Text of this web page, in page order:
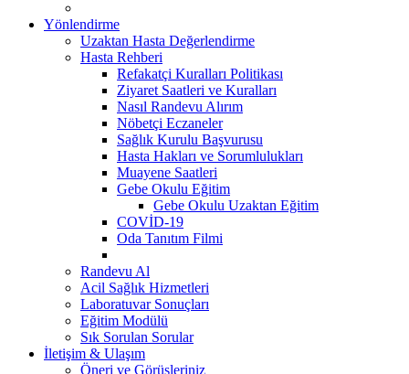
Yönlendirme
Uzaktan Hasta Değerlendirme
Hasta Rehberi
Refakatçi Kuralları Politikası
Ziyaret Saatleri ve Kuralları
Nasıl Randevu Alırım
Nöbetçi Eczaneler
Sağlık Kurulu Başvurusu
Hasta Hakları ve Sorumlulukları
Muayene Saatleri
Gebe Okulu Eğitim
Gebe Okulu Uzaktan Eğitim
COVİD-19
Oda Tanıtım Filmi
Randevu Al
Acil Sağlık Hizmetleri
Laboratuvar Sonuçları
Eğitim Modülü
Sık Sorulan Sorular
İletişim & Ulaşım
Öneri ve Görüşleriniz